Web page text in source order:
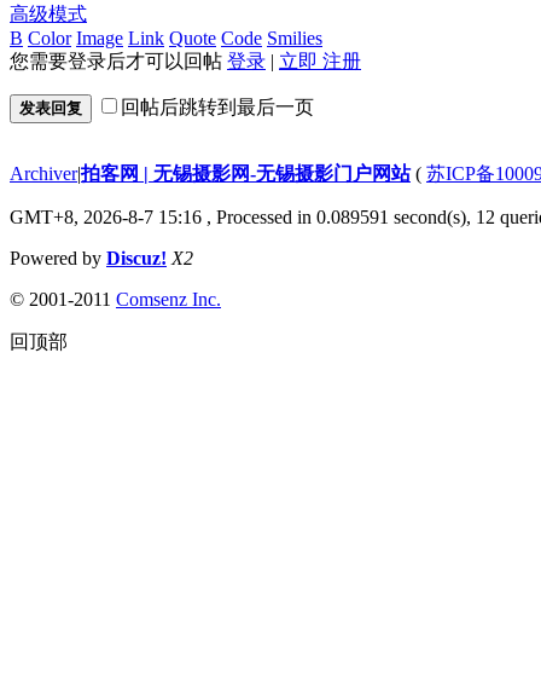
高级模式
B Color Image Link Quote Code Smilies
您需要登录后才可以回帖 登录 | 立即 注册
发表回复 回帖后跳转到最后一页
Archiver|拍客网 | 无锡摄影网-无锡摄影门户网站( 苏ICP备
GMT+8, 2026-8-7 15:16 , Processed in 0.089591 second(s), 12
Powered by Discuz! X2
© 2001-2011 Comsenz Inc.
回顶部